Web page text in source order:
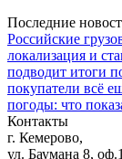
Последние
Российские
локализация и
подводит итоги
покупатели всё
погоды: что
Контакты
г. Кемерово,
ул. Баумана 8, оф.1